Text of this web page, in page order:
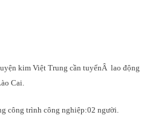
kim Việt Trung cần tuyểnÂ lao động
Cai.
công trình công nghiệp:02 người.